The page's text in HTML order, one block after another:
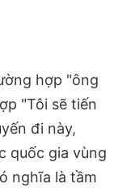
hợp "ông
"Tôi sẽ tiến
đi này,
quốc gia vùng
nghĩa là tầm